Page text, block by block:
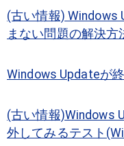
(古い情報) Windows
まない問題の解決方
Windows Updateが
(古い情報)Windows
外してみるテスト